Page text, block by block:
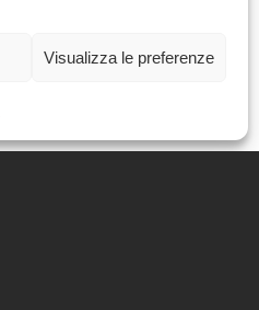
Visualizza le preferenze